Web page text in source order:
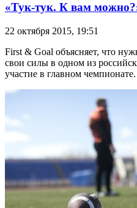
«Тук-тук. К вам
22 октября 2015, 19:51
First & Goal объясняет, что
свои силы в одном из
участие в главном чемпионате.